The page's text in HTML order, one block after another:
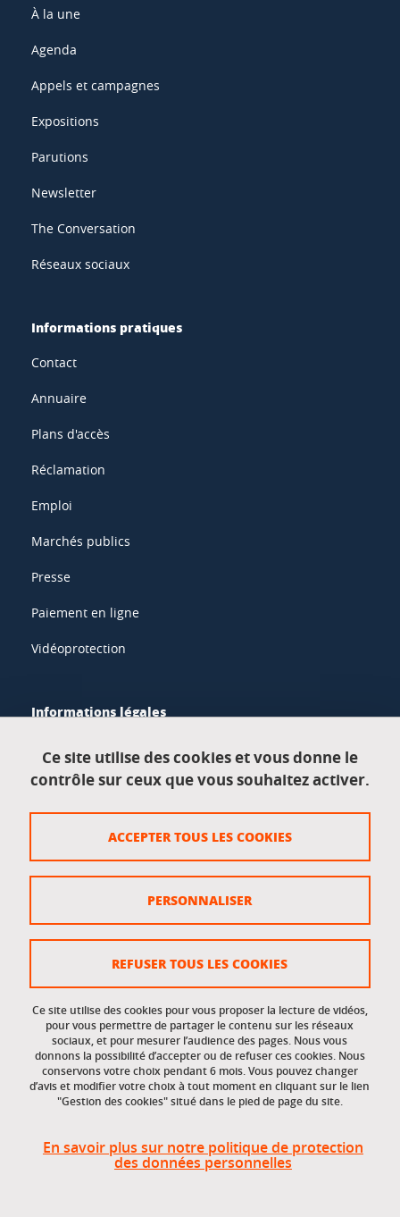
À la une
Agenda
Appels et campagnes
Expositions
Parutions
Newsletter
The Conversation
Réseaux sociaux
Informations pratiques
Contact
Annuaire
Plans d'accès
Réclamation
Emploi
Marchés publics
Presse
Paiement en ligne
Vidéoprotection
Informations légales
Données personnelles
Crédits
Gestion des cookies
Accessibilité : non conforme
Accès réservés
Intranet des étudiants et des personnels
Ce site utilise des cookies et vous donne le
contrôle sur ceux que vous souhaitez activer.
Ce site utilise des cookies pour vous proposer la lecture de vidéos,
pour vous permettre de partager le contenu sur les réseaux
sociaux, et pour mesurer l’audience des pages. Nous vous
donnons la possibilité d’accepter ou de refuser ces cookies. Nous
conservons votre choix pendant 6 mois. Vous pouvez changer
d’avis et modifier votre choix à tout moment en cliquant sur le lien
"Gestion des cookies" situé dans le pied de page du site.
En savoir plus sur notre politique de protection
des données personnelles
ACCEPTER TOUS LES COOKIES
REFUSER TOUS LES COOKIES
PERSONNALISER